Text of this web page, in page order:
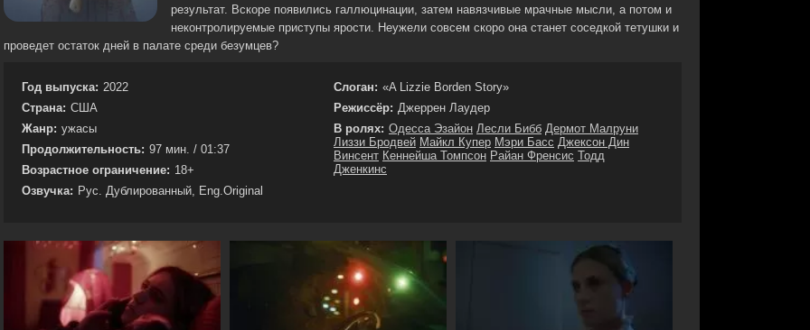
результат. Вскоре появились галлюцинации, затем навязчивые мрачные мысли, а потом и
неконтролируемые приступы ярости. Неужели совсем скоро она станет соседкой тетушки и
проведет остаток дней в палате среди безумцев?
Год выпуска: 2022
Страна: США
Жанр: ужасы
Продолжительность: 97 мин. / 01:37
Возрастное ограничение: 18+
Озвучка: Рус. Дублированный, Eng.Original
Слоган: «A Lizzie Borden Story»
Режиссёр: Джеррен Лаудер
В ролях: Одесса Эзайон Лесли Бибб Дермот Малруни
Лиззи Бродвей Майкл Купер Мэри Басс Джексон Дин
Винсент Кеннейша Томпсон Райан Френсис Тодд
Дженкинс